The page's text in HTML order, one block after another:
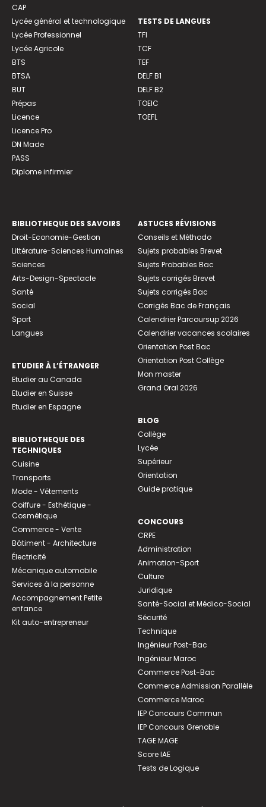
CAP
Lycée général et technologique
Lycée Professionnel
Lycée Agricole
BTS
BTSA
BUT
Prépas
Licence
Licence Pro
DN Made
PASS
Diplome infirmier
TESTS DE LANGUES
TFI
TCF
TEF
DELF B1
DELF B2
TOEIC
TOEFL
BIBLIOTHEQUE DES SAVOIRS
Droit-Economie-Gestion
Littérature-Sciences Humaines
Sciences
Arts-Design-Spectacle
Santé
Social
Sport
Langues
ETUDIER À L’ÉTRANGER
Etudier au Canada
Etudier en Suisse
Etudier en Espagne
BIBLIOTHEQUE DES
TECHNIQUES
Cuisine
Transports
Mode - Vêtements
Coiffure - Esthétique -
Cosmétique
Commerce - Vente
Bâtiment - Architecture
Électricité
Mécanique automobile
Services à la personne
Accompagnement Petite
enfance
Kit auto-entrepreneur
ASTUCES RÉVISIONS
Conseils et Méthodo
Sujets probables Brevet
Sujets Probables Bac
Sujets corrigés Brevet
Sujets corrigés Bac
Corrigés Bac de Français
Calendrier Parcoursup 2026
Calendrier vacances scolaires
Orientation Post Bac
Orientation Post Collège
Mon master
Grand Oral 2026
BLOG
Collège
Lycée
Supérieur
Orientation
Guide pratique
CONCOURS
CRPE
Administration
Animation-Sport
Culture
Juridique
Santé-Social et Médico-Social
Sécurité
Technique
Ingénieur Post-Bac
Ingénieur Maroc
Commerce Post-Bac
Commerce Admission Parallèle
Commerce Maroc
IEP Concours Commun
IEP Concours Grenoble
TAGE MAGE
Score IAE
Tests de Logique